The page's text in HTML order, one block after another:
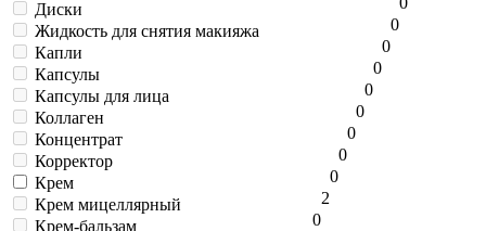
Диски
0
Жидкость для снятия макияжа
0
Капли
0
Капсулы
0
Капсулы для лица
0
Коллаген
0
Концентрат
0
Корректор
0
Крем
2
Крем мицеллярный
0
Крем-бальзам